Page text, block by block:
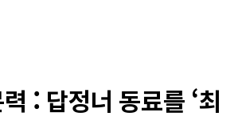
: 답정너 동료를 ‘최